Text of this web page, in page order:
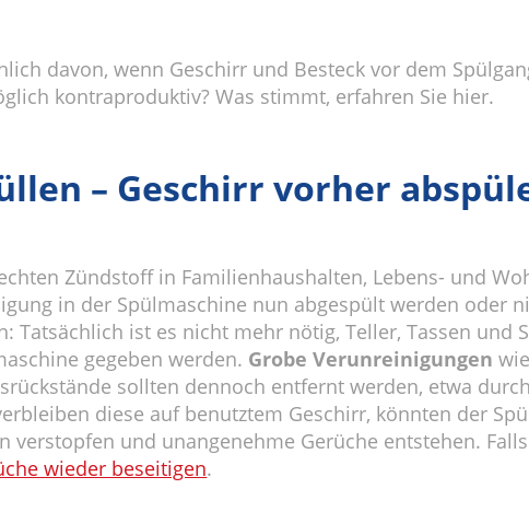
davon, wenn Geschirr und Besteck vor dem
kontraproduktiv? Was stimmt, erfahren Sie hier.
– Geschirr vorher
Zündstoff in Familienhaushalten, Lebens- und
in der Spülmaschine nun abgespült werden oder
Tatsächlich ist es nicht mehr nötig, Teller, Tassen und
gegeben werden. Grobe Verunreinigungen
sollten dennoch entfernt werden, etwa
diese auf benutztem Geschirr, könnten der
verstopfen und unangenehme Gerüche entstehen.
wieder beseitigen.